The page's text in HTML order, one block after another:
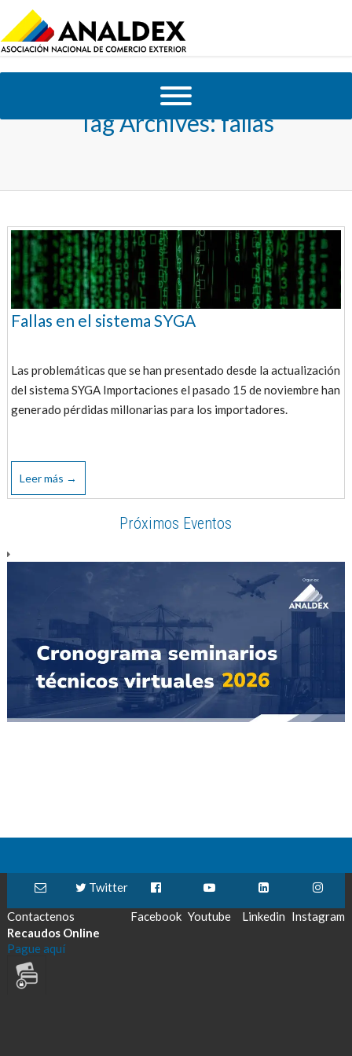
Tag Archives:fallas
Fallas en el sistema SYGA
Las problemáticas que se han presentado desde la actualización
del sistema SYGA Importaciones el pasado 15 de noviembre han
generado pérdidas millonarias para los importadores.
Leer más →
Próximos Eventos
Contactenos
Twitter
Facebook Youtube Linkedin Instagram
Recaudos Online
Pague aquí